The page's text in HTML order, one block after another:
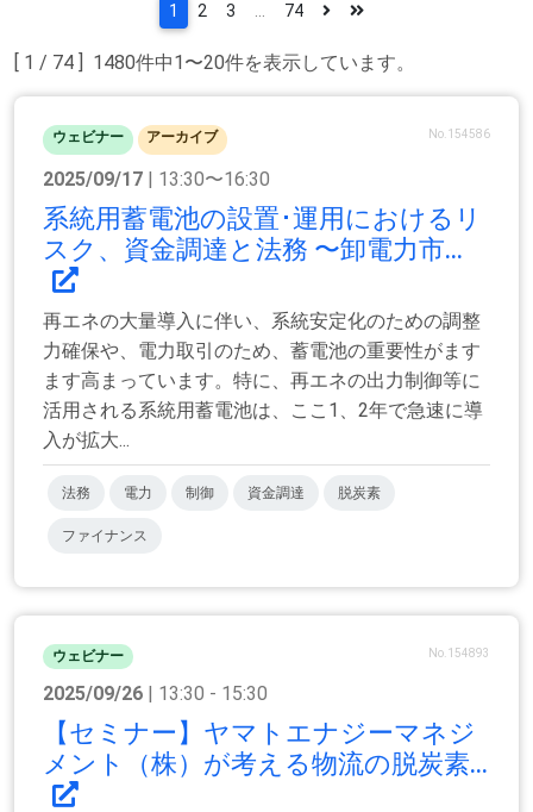
[ 1 / 74 ] 1480件中1〜20件を表示しています。
1 2 3 74
ウェビナー アーカイブ No.154586
2025/09/17 | 13:30〜16:30
系統用蓄電池の設置･運用におけるリ
スク、資金調達と法務 〜卸電力市...
再エネの大量導入に伴い、系統安定化のための調整
力確保や、電力取引のため、蓄電池の重要性がます
ます高まっています。特に、再エネの出力制御等に
活用される系統用蓄電池は、ここ1、2年で急速に導
入が拡大...
法務 電力 制御 資金調達 脱炭素
ファイナンス
ウェビナー No.154893
2025/09/26 | 13:30 - 15:30
【セミナー】ヤマトエナジーマネジ
メント（株）が考える物流の脱炭素...